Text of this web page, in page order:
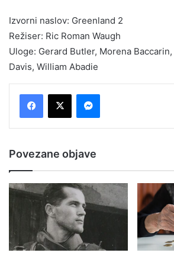
Izvorni naslov: Greenland 2
Režiser: Ric Roman Waugh
Uloge: Gerard Butler, Morena
Davis, William Abadie
Povezane objave